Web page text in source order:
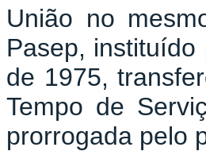
União no
Pasep,
de 1975,
Tempo de
prorrogada pelo